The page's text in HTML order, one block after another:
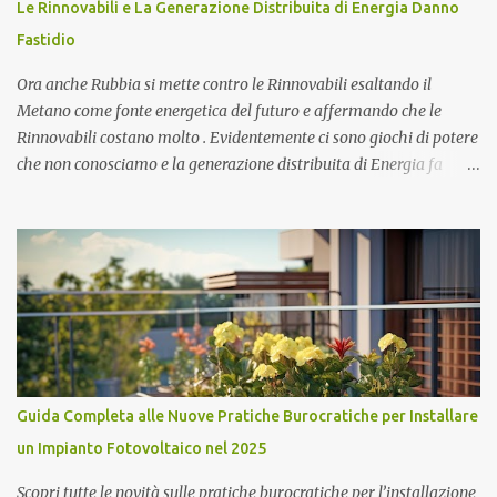
nessun paese al Mondo al di fuori del Giappone che potrebbe
realizzare una impresa simile. Purtroppo i fatti di cronaca di
Fukushima hanno impegnato e impegneranno in ...
Le Rinnovabili e La Generazione Distribuita di Energia Danno
Fastidio
Ora anche Rubbia si mette contro le Rinnovabili esaltando il
Metano come fonte energetica del futuro e affermando che le
Rinnovabili costano molto . Evidentemente ci sono giochi di potere
che non conosciamo e la generazione distribuita di Energia fa
quanto trattasi di uno dei più famosi scienziati italiani. Ha
ottenuto il Premio Nobel per la Fisica nel 1984 ed attualmente è
Senatore della Repubblica con nomina presidenziale ( Senatore a
Vita della Repubblica Italiana ). Collabora con il CIEMAT (centro
di ricerca sull'energia, l'ambiente e la tecnologia), un organismo
spagnolo simile all'italiano ENEA, come consigliere speciale per la
ricerca in campo energetico, dove sostiene fortemente lo sviluppo
del " solare termodinamico ", che aveva avviato nel 2001 all'ENEA
con il Progetto Archimede. Nel 2007 viene nominato membro Gr...
Guida Completa alle Nuove Pratiche Burocratiche per Installare
un Impianto Fotovoltaico nel 2025
Scopri tutte le novità sulle pratiche burocratiche per l’installazione